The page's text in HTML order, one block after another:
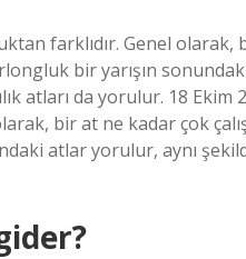
farklıdır. Genel olarak,
bir yarışın
atları da yorulur. 18 Ekim
bir at ne kadar çok
atlar yorulur, aynı